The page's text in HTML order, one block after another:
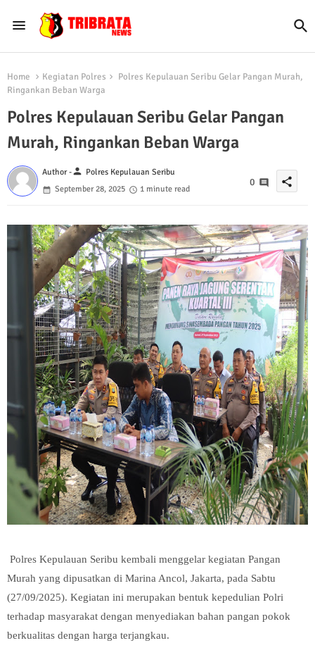
Home Kegiatan Polres
Polres Kepulauan Seribu Gelar Pangan Murah,
Ringankan Beban Warga
Polres Kepulauan Seribu Gelar Pangan
Murah, Ringankan Beban Warga
Author -person Polres Kepulauan Seribu
September 28, 2025
1 minute read
0 share
Polres Kepulauan Seribu kembali menggelar kegiatan Pangan
Murah yang dipusatkan di Marina Ancol, Jakarta, pada Sabtu
(27/09/2025). Kegiatan ini merupakan bentuk kepedulian Polri
terhadap masyarakat dengan menyediakan bahan pangan pokok
berkualitas dengan harga terjangkau.